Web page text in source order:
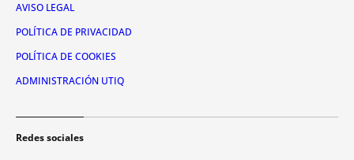
AVISO LEGAL
POLÍTICA DE PRIVACIDAD
POLÍTICA DE COOKIES
ADMINISTRACIÓN UTIQ
Redes sociales